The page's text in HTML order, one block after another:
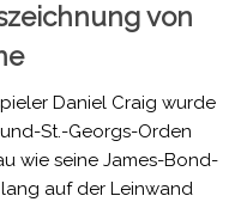
von
Daniel Craig wurde
St.-Georgs-Orden
wie seine James-Bond-
lang auf der Leinwand